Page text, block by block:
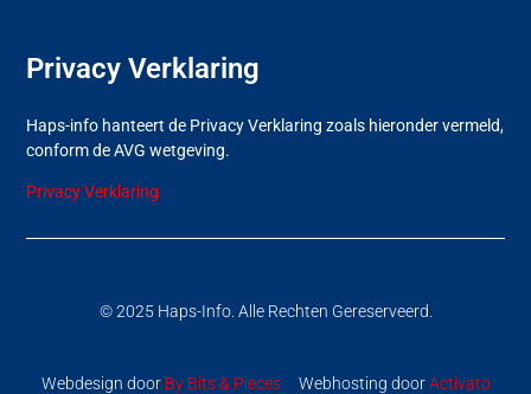
Privacy Verklaring
Haps-info hanteert de Privacy Verklaring zoals hieronder vermeld,
conform de AVG wetgeving.
Privacy Verklaring
© 2025 Haps-Info. Alle Rechten Gereserveerd.
Webdesign door By Bits & PiecesWebhosting doorActivato